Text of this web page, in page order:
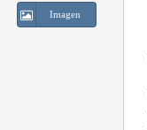
Imagen